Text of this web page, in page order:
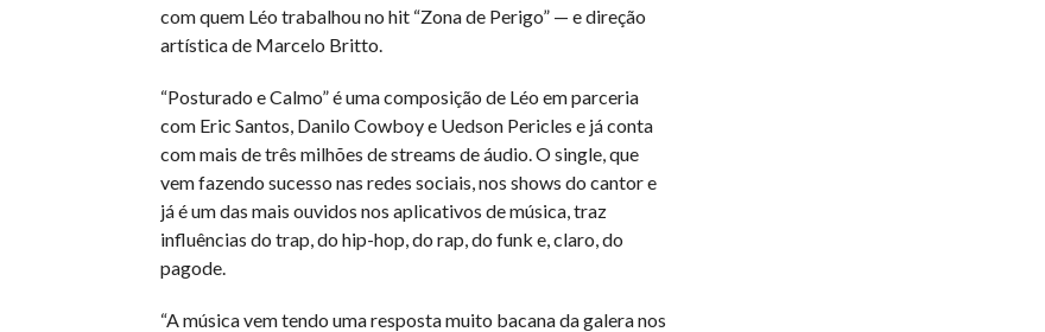
com quem Léo trabalhou no hit “Zona de Perigo” — e direção
artística de Marcelo Britto.
“Posturado e Calmo” é uma composição de Léo em parceria
com Eric Santos, Danilo Cowboy e Uedson Pericles e já conta
com mais de três milhões de streams de áudio. O single, que
vem fazendo sucesso nas redes sociais, nos shows do cantor e
já é um das mais ouvidos nos aplicativos de música, traz
influências do trap, do hip-hop, do rap, do funk e, claro, do
pagode.
“A música vem tendo uma resposta muito bacana da galera nos